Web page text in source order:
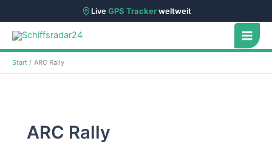
LiveGPS Trackerweltweit
Zum
Inhalt
springen
Start ARC Rally
ARC Rally